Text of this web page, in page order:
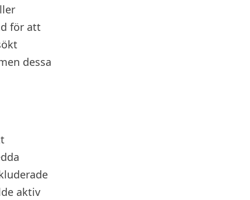
för att
dessa
aktiv